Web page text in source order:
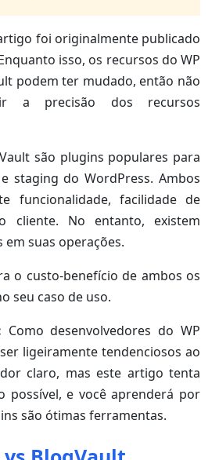
foi originalmente publicado
isso, os recursos do WP
podem ter mudado, então não
a precisão dos recursos
são plugins populares para
staging do WordPress. Ambos
funcionalidade, facilidade de
cliente. No entanto, existem
suas operações.
o custo-benefício de ambos os
seu caso de uso.
Como desenvolvedores do WP
ligeiramente tendenciosos ao
claro, mas este artigo tenta
possível, e você aprenderá por
são ótimas ferramentas.